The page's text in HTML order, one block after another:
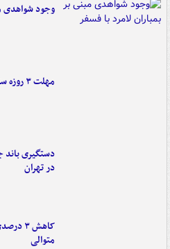
وجود شواهدی
مهلت ۳ روزه سازمان بورس به هلدینگ خلیج فارس
دستگیری باند
در تهران
کاهش
متوالی